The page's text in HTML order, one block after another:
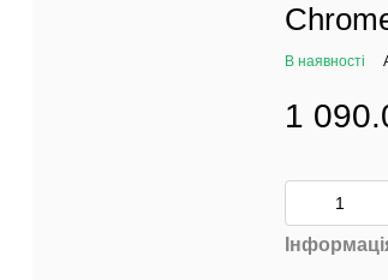
В наявності
1